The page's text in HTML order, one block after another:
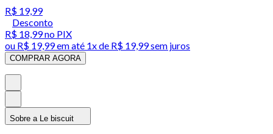
R$ 19,99
Desconto
R$ 18,99no PIX
ou R$ 19,99em até 1x de R$ 19,99sem juros
COMPRAR AGORA
Sobre a Le biscuit